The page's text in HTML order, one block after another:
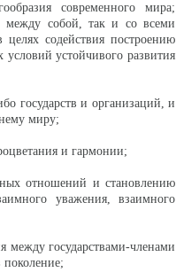
современного мира;
между собой, так и со всеми
содействия построению
условий устойчивого развития
государств и организаций, и
миру;
и гармонии;
отношений и становлению
уважения, взаимного
между государствами-членами